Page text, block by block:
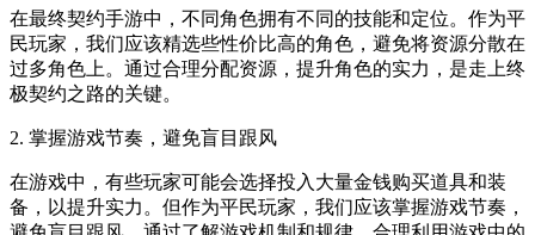
在最终契约手游中，不同角色拥有不同的技能和定位。作为平
民玩家，我们应该精选些性价比高的角色，避免将资源分散在
过多角色上。通过合理分配资源，提升角色的实力，是走上终
极契约之路的关键。
2. 掌握游戏节奏，避免盲目跟风
在游戏中，有些玩家可能会选择投入大量金钱购买道具和装
备，以提升实力。但作为平民玩家，我们应该掌握游戏节奏，